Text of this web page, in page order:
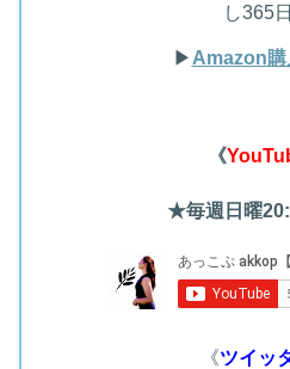
し365日
▶︎Amazon購
《
★毎週日曜
《ツイッ